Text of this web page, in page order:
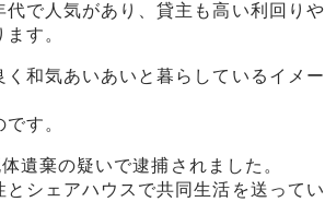
で人気があり、貸主も高い利回りや
す。
和気あいあいと暮らしているイメー
す。
遺棄の疑いで逮捕されました。
シェアハウスで共同生活を送ってい